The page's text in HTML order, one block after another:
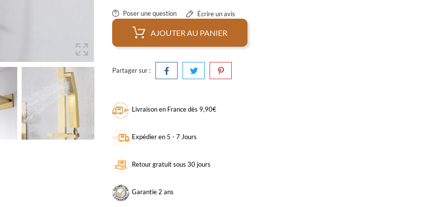
Poser une question Écrire un avis
AJOUTER AU PANIER
Partager sur :
Livraison en France dès 9,90€
Expédier en 5 - 7 Jours
Retour gratuit sous 30 jours
Garantie 2 ans